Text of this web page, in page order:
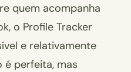
quem acompanha
o Profile Tracker
e relativamente
é perfeita, mas